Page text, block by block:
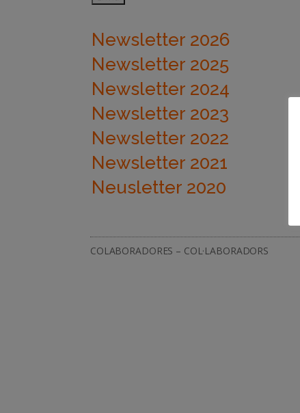
camp
buit.
Newsletter 2026
Newsletter 2025
Newsletter 2024
Newsletter 2023
Newsletter 2022
Newsletter 2021
Neusletter 2020
COLABORADORES – COL·LABORADORS